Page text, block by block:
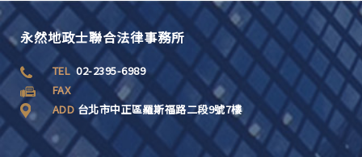
永然地政士聯合法律事務所
TEL02-2395-6989
FAX
ADD 台北市中正區羅斯福路二段9號7樓